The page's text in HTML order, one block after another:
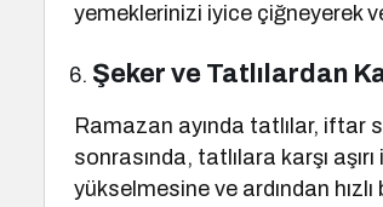
yemeklerinizi iyice çiğneyerek
Şeker ve Tatlılardan
Ramazan ayında tatlılar, iftar
sonrasında, tatlılara karşı
yükselmesine ve ardından